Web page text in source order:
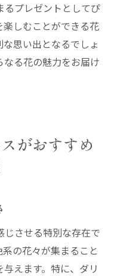
るプレゼントとしてぴ
しむことができる花
思い出となるでしょ
なる花の魅力をお届け
がおすすめ
じさせる特別な存在で
の花々が集まること
えます。特に、ダリ